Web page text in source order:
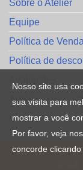
Sobre o Atelier
Equipe
Política de
Política de
Avalie a sua
Contato
Nosso site usa
sua visita para
mostrar a você
Por favor, veja
concorde